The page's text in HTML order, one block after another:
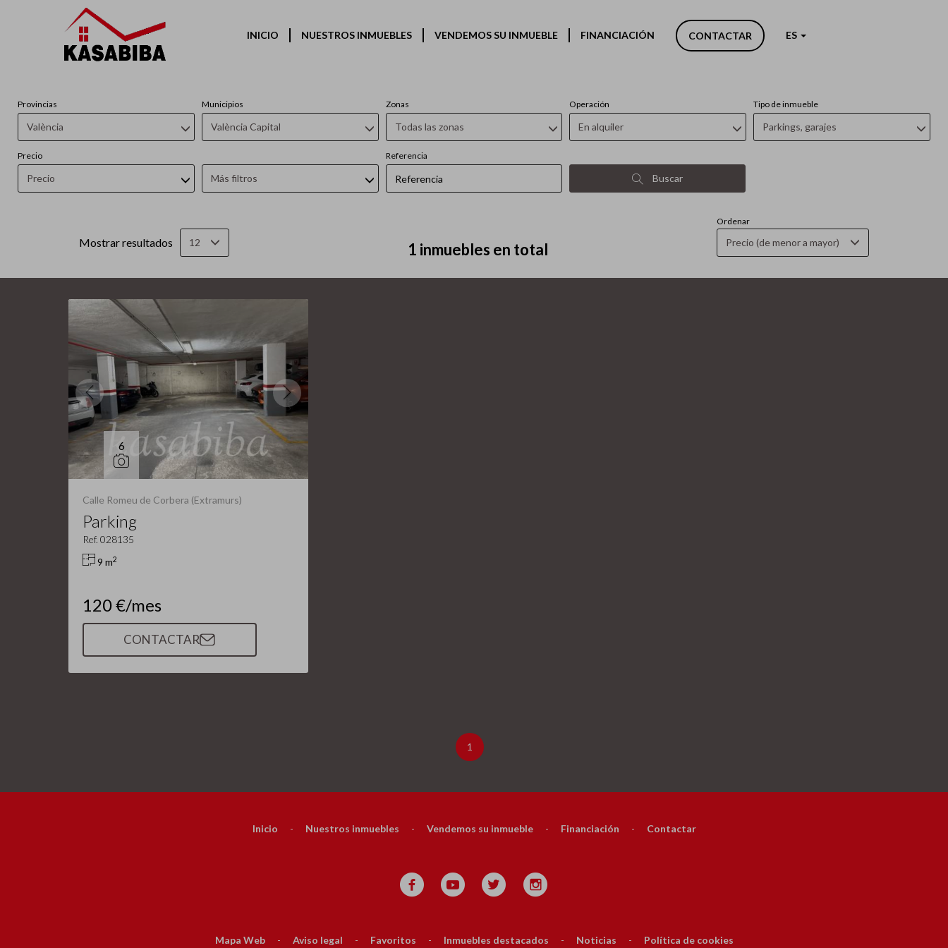
INICIO NUESTROS INMUEBLES VENDEMOS SU INMUEBLE FINANCIACIÓN CONTACTAR ES
Inmuebles en alquiler en València Capital
Provincias
València
Municipios
València Capital
Zonas
Todas las zonas
Operación
En alquiler
Tipo de inmueble
Parkings, garajes
Precio
Precio Más filtros
Referencia
Buscar
1 inmuebles en total
Ordenar
Precio (de menor a mayor)
Mostrar resultados 12
6
Calle Romeu de Corbera (Extramurs)
Parking
Ref. 028135
9 m2
120 €/mes
CONTACTAR
1
Inicio - Nuestros inmuebles - Vendemos su inmueble - Financiación - Contactar
Mapa Web - Aviso legal - Favoritos - Inmuebles destacados - Noticias - Política de cookies